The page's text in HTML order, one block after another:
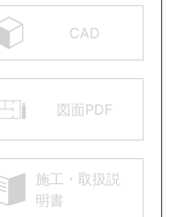
CAD
図面PDF
施工・取扱説
明書